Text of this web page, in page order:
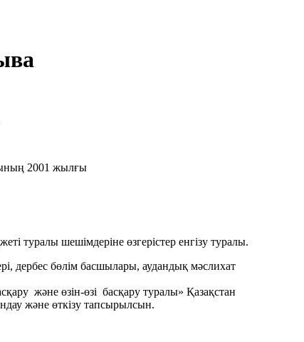
2001 жылғы
туралы шешімдеріне өзгерістер енгізу туралы.
дербес бөлім басшылары, аудандық мәслихат
және өзін-өзі басқару туралы» Қазақстан
және өткізу тапсырылсын.